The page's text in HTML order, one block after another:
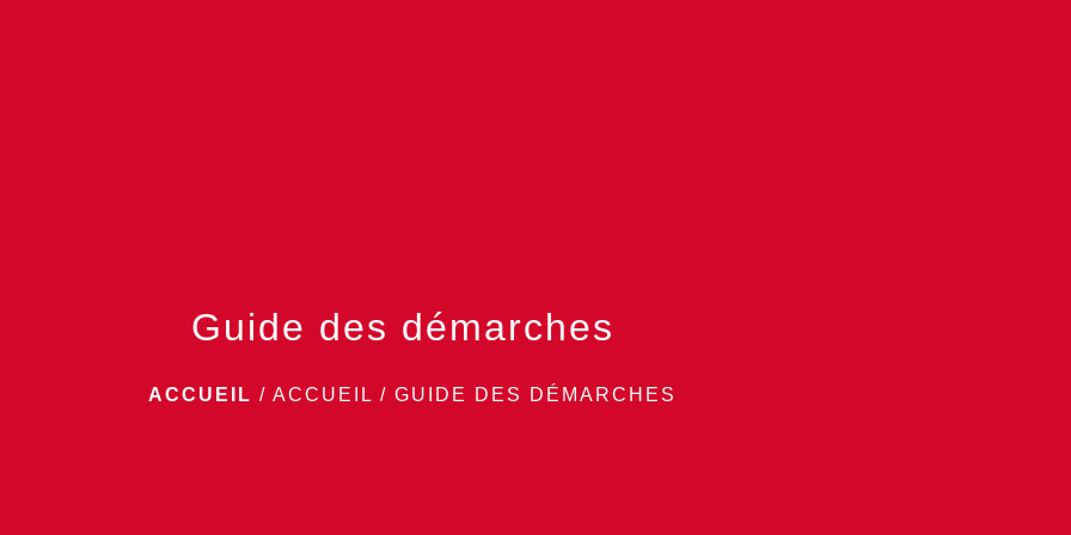
Guide des démarches
ACCUEIL / ACCUEIL / GUIDE DES DÉMARCHES